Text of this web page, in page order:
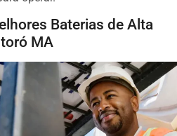
Baterias de Alta
MA